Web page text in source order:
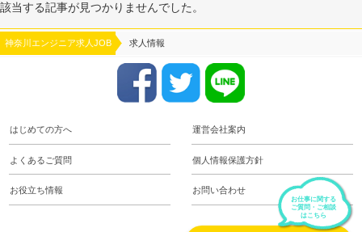
該当する記事が見つかりませんでした。
神奈川エンジニア求人JOB 求人情報
はじめての方へ 運営会社案内
よくあるご質問 個人情報保護方針
お役立ち情報 お問い合わせ
お仕事に関する
ご質問・ご相談
はこちら